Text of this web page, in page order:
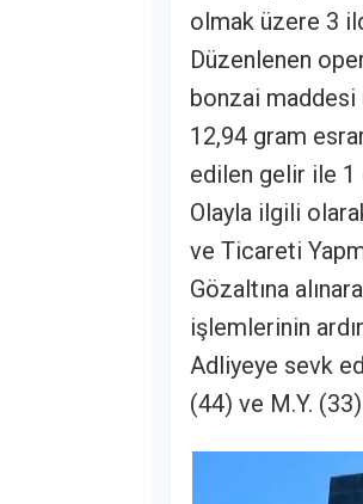
olmak üzere 3
Düzenlenen
bonzai
12,94 gram
edilen gelir ile
Olayla ilgili
ve Ticareti
Gözaltına
işlemlerinin
Adliyeye sevk
(44) ve M.Y.